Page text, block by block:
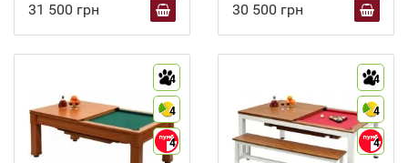
31 500 грн 30 500 грн
4
4
4
4
4
4